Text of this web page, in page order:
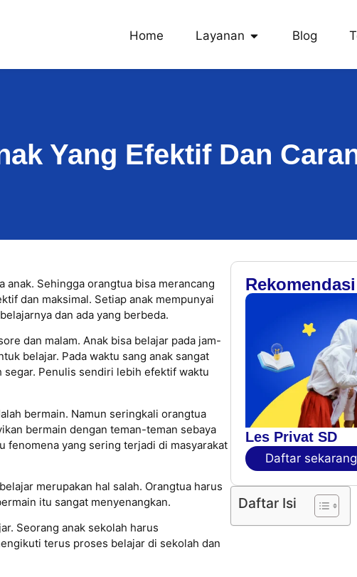
Home Layanan Blog
Yang Efektif Dan
Sehingga orangtua bisa merancang
dan maksimal. Setiap anak mempunyai
dan ada yang berbeda.
dan malam. Anak bisa belajar pada jam-
belajar. Pada waktu sang anak sangat
segar. Penulis sendiri lebih efektif waktu
bermain. Namun seringkali orangtua
bermain dengan teman-teman sebaya
fenomena yang sering terjadi di masyarakat
merupakan hal salah. Orangtua harus
itu sangat menyenangkan.
Seorang anak sekolah harus
terus proses belajar di sekolah dan
Les Privat SD
Daftar sekarang
Daftar Isi